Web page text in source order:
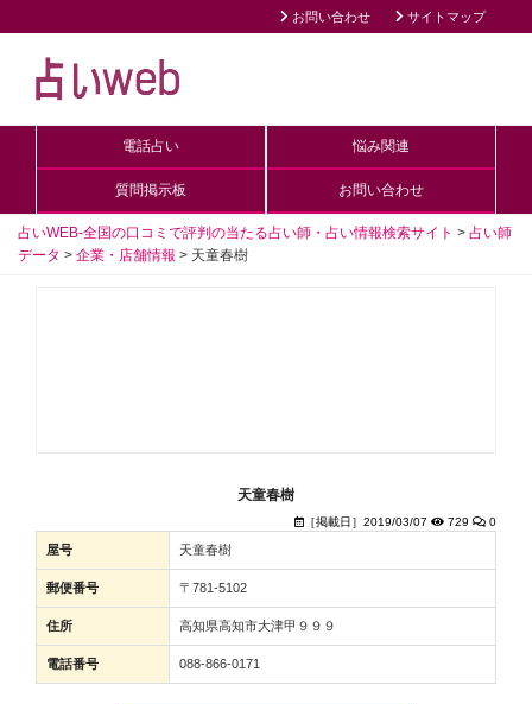
お問い合わせ サイトマップ
電話占い 悩み関連
質問掲示板 お問い合わせ
占いWEB-全国の口コミで評判の当たる占い師・占い情報検索サイト > 占い師
データ > 企業・店舗情報 > 天童春樹
天童春樹
［掲載日］2019/03/07 729 0
屋号 天童春樹
郵便番号 〒781-5102
住所 高知県高知市大津甲９９９
電話番号 088-866-0171